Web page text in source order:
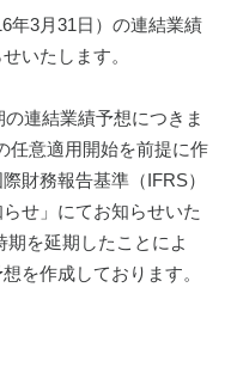
年3月31日）の連結業績
いたします。
連結業績予想につきま
任意適用開始を前提に作
財務報告基準（IFRS）
せ」にてお知らせいた
期を延期したことによ
を作成しております。